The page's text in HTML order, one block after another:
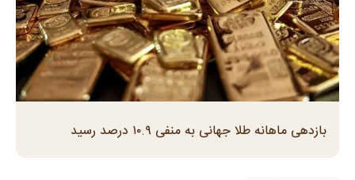
بازدهی ماهانه طلا جهانی به منفی ۱۰.۹ درصد رسید